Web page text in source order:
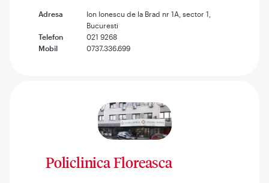
Adresa
Ion Ionescu de la Brad nr 1A, sector 1,
Bucuresti
Telefon
021 9268
Mobil
0737.336.699
Policlinica Floreasca